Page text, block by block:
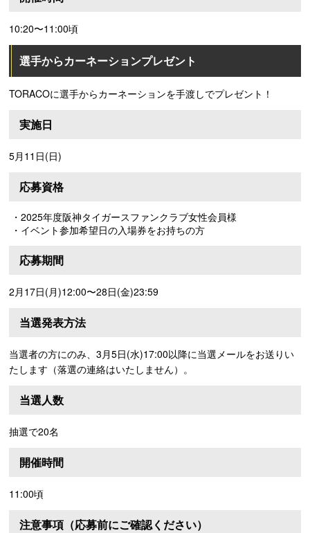
10:20〜11:00頃
選手からカーネーションプレゼント
TORACOに選手からカーネーションを手渡しでプレゼント！
実施日
5月11日(日)
応募資格
・2025年度阪神タイガースファンクラブ女性会員様
・イベント参加希望日の入場券をお持ちの方
応募期間
2月17日(月)12:00〜28日(金)23:59
当選発表方法
当選者の方にのみ、3月5日(水)17:00以降に当選メールをお送りい
たします（落選の連絡はいたしません）。
当選人数
抽選で20名
開催時間
11:00頃
注意事項（応募前にご確認ください）